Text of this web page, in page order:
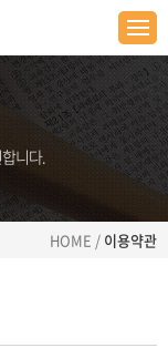
니다.
HOME / 이용약관